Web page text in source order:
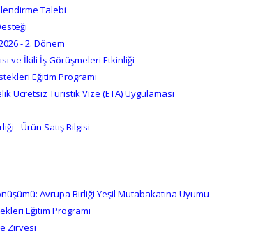
Talebi
- 2. Dönem
ve İkili İş Görüşmeleri Etkinliği
Eğitim Programı
Ücretsiz Turistik Vize (ETA) Uygulaması
- Ürün Satış Bilgisi
Avrupa Birliği Yeşil Mutabakatına Uyumu
Eğitim Programı
Zirvesi